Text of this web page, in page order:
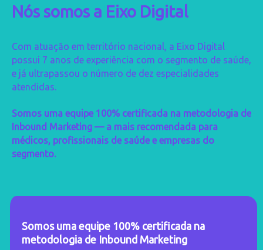
Nós somos a Eixo Digital
Com atuação em território nacional, a Eixo Digital
possui 7 anos de experiência com o segmento de saúde,
e já ultrapassou o número de dez especialidades
atendidas.
Somos uma equipe 100% certificada na metodologia de
Inbound Marketing — a mais recomendada para
médicos, profissionais de saúde e empresas do
segmento.
Somos uma equipe 100% certificada na
metodologia de Inbound Marketing